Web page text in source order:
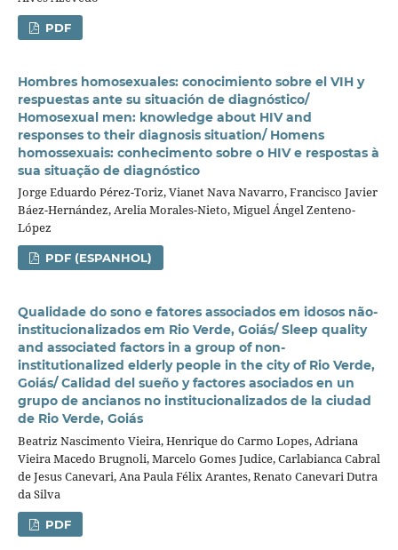
PDF
Hombres homosexuales: conocimiento sobre el VIH y
respuestas ante su situación de diagnóstico/
Homosexual men: knowledge about HIV and
responses to their diagnosis situation/ Homens
homossexuais: conhecimento sobre o HIV e respostas à
sua situação de diagnóstico
Jorge Eduardo Pérez-Toriz, Vianet Nava Navarro, Francisco Javier
Báez-Hernández, Arelia Morales-Nieto, Miguel Ángel Zenteno-
López
PDF (ESPANHOL)
Qualidade do sono e fatores associados em idosos não-
institucionalizados em Rio Verde, Goiás/ Sleep quality
and associated factors in a group of non-
institutionalized elderly people in the city of Rio Verde,
Goiás/ Calidad del sueño y factores asociados en un
grupo de ancianos no institucionalizados de la ciudad
de Rio Verde, Goiás
Beatriz Nascimento Vieira, Henrique do Carmo Lopes, Adriana
Vieira Macedo Brugnoli, Marcelo Gomes Judice, Carlabianca Cabral
de Jesus Canevari, Ana Paula Félix Arantes, Renato Canevari Dutra
da Silva
PDF